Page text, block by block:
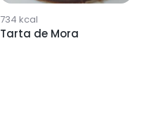
734 kcal
Tarta de Mora